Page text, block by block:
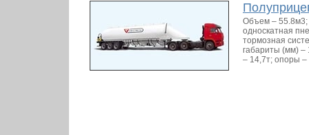
Объем – 55.8м3;
односкатная
тормозная
габариты (мм) –
– 14,7т; опоры –